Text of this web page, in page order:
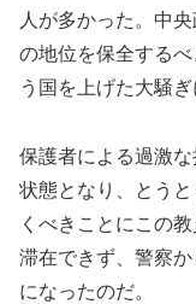
人が多かった。中
の地位を保全する
う国を上げた大騒ぎ
保護者による過激
状態となり、とう
くべきことにこの
滞在できず、警察
になったのだ。